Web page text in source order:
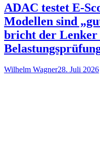
ADAC testet E-
Modellen sind
bricht der Lenker
Wilhelm Wagner28. Juli 2026